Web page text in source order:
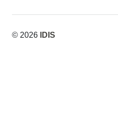
© 2026 IDIS